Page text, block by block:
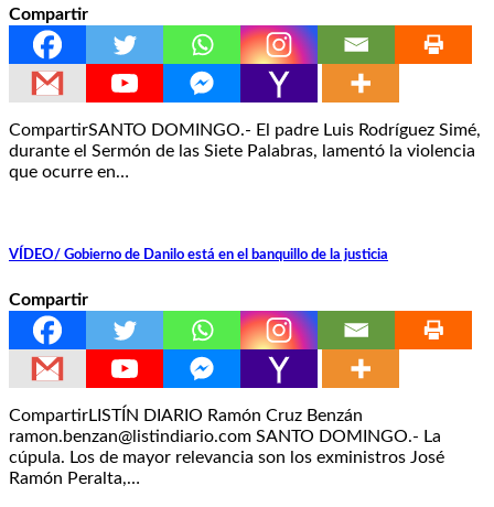
Compartir
CompartirSANTO DOMINGO.- El padre Luis Rodríguez Simé,
durante el Sermón de las Siete Palabras, lamentó la violencia
que ocurre en…
VÍDEO/ Gobierno de Danilo está en el banquillo de la justicia
Compartir
CompartirLISTÍN DIARIO Ramón Cruz Benzán
ramon.benzan@listindiario.com SANTO DOMINGO.- La
cúpula. Los de mayor relevancia son los exministros José
Ramón Peralta,…